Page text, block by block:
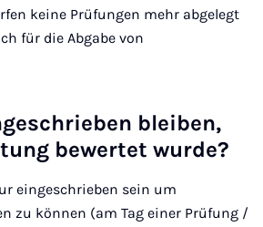
keine Prüfungen mehr abgelegt
für die Abgabe von
blei­ben,
be­wer­tet wur­de?
eingeschrieben sein um
zu können (am Tag einer Prüfung /